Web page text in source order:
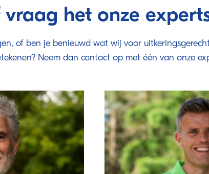
vraag het onze
of ben je benieuwd wat wij voor
Neem dan contact op met één van onze